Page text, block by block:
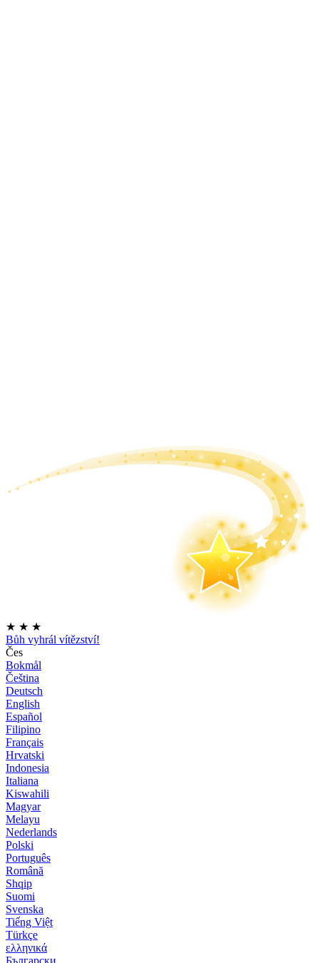
★ ★ ★
Bůh vyhrál vítězství!
Čes
Bokmål
Čeština
Deutsch
English
Español
Filipino
Français
Hrvatski
Indonesia
Italiana
Kiswahili
Magyar
Melayu
Nederlands
Polski
Português
Română
Shqip
Suomi
Svenska
Tiếng Việt
Türkçe
ελληνικά
Български